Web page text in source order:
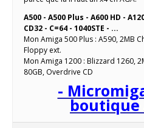
A500 - A500 Plus - A600 HD -
CD32 - C=64 - 1040STE - ...
Mon Amiga 500 Plus : A590, 2MB
Floppy ext.
Mon Amiga 1200 : Blizzard 1260,
80GB, Overdrive CD
-
boutique